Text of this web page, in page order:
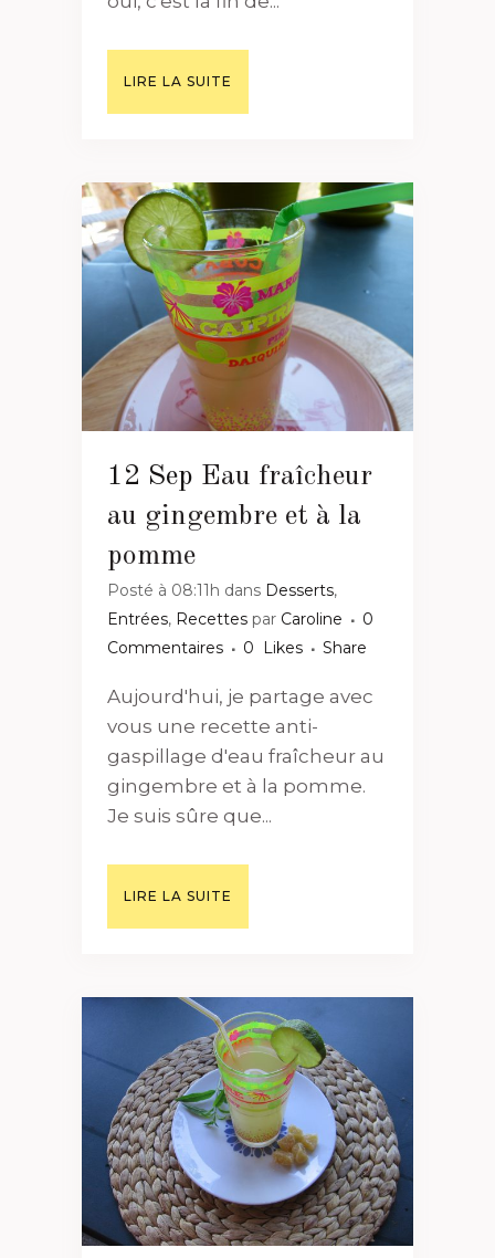
LIRE LA SUITE
12 Sep Eau fraîcheur
au gingembre et à la
pomme
Posté à 08:11h dans Desserts,
Entrées, Recettes par Caroline
0
Commentaires
0 Likes Share
Aujourd'hui, je partage avec
vous une recette anti-
gaspillage d'eau fraîcheur au
gingembre et à la pomme.
Je suis sûre que...
LIRE LA SUITE